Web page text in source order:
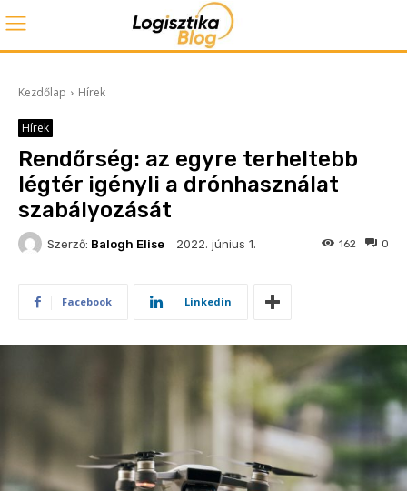
Kezdőlap Hírek
Hírek
Rendőrség: az egyre terheltebb
légtér igényli a drónhasználat
szabályozását
Szerző: Balogh Elise 2022. június 1. 0
162
Facebook Linkedin